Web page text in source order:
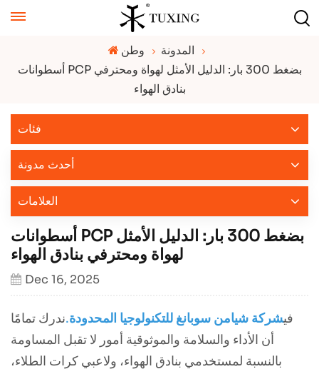
وطن
المدونة
أسطوانات PCP بضغط 300 بار: الدليل الأمثل لهواة ومحترفي
بنادق الهواء
فئات
أحدث مدونة
العلامات
أسطوانات PCP بضغط 300 بار: الدليل الأمثل
لهواة ومحترفي بنادق الهواء
Dec 16, 2025
فيشركة شيامن سوبانغ للتكنولوجيا المحدودة.ندرك تمامًا
أن الأداء والسلامة والموثوقية أمور لا تقبل المساومة
بالنسبة لمستخدمي بنادق الهواء، ولاعبي كرات الطلاء،